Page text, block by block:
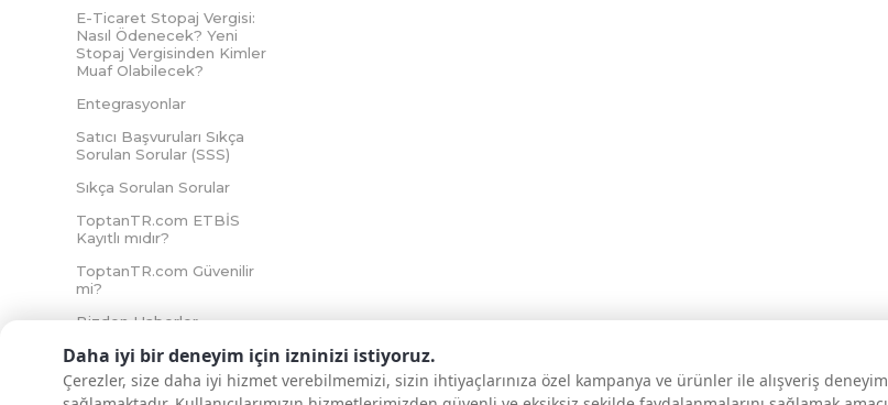
Daha iyi bir deneyim için izninizi istiyoruz.
Çerezler, size daha iyi hizmet verebilmemizi, sizin ihtiyaçlarınıza özel kampanya ve ürünler ile alışveriş
E-Ticaret Stopaj Vergisi:
Nasıl Ödenecek? Yeni
Stopaj Vergisinden Kimler
Muaf Olabilecek?
Entegrasyonlar
Satıcı Başvuruları Sıkça
Sorulan Sorular (SSS)
Sıkça Sorulan Sorular
ToptanTR.com ETBİS
Kayıtlı mıdır?
ToptanTR.com Güvenilir
mi?
Bizden Haberler